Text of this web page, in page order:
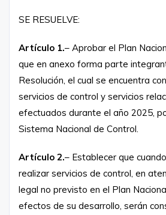
SE RESUELVE:
Artículo 1.– Aprobar el Plan
que en anexo forma parte
Resolución, el cual se encuentra
servicios de control y servicios
efectuados durante el año 2025,
Sistema Nacional de Control.
Artículo 2.– Establecer que
realizar servicios de control, en
legal no previsto en el Plan
efectos de su desarrollo, serán